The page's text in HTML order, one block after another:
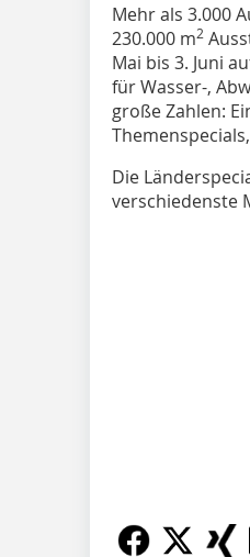
Mehr als 3.000
230.000 m2
Mai bis 3. Juni
für Wasser-,
große Zahlen:
Die
verschiedenste